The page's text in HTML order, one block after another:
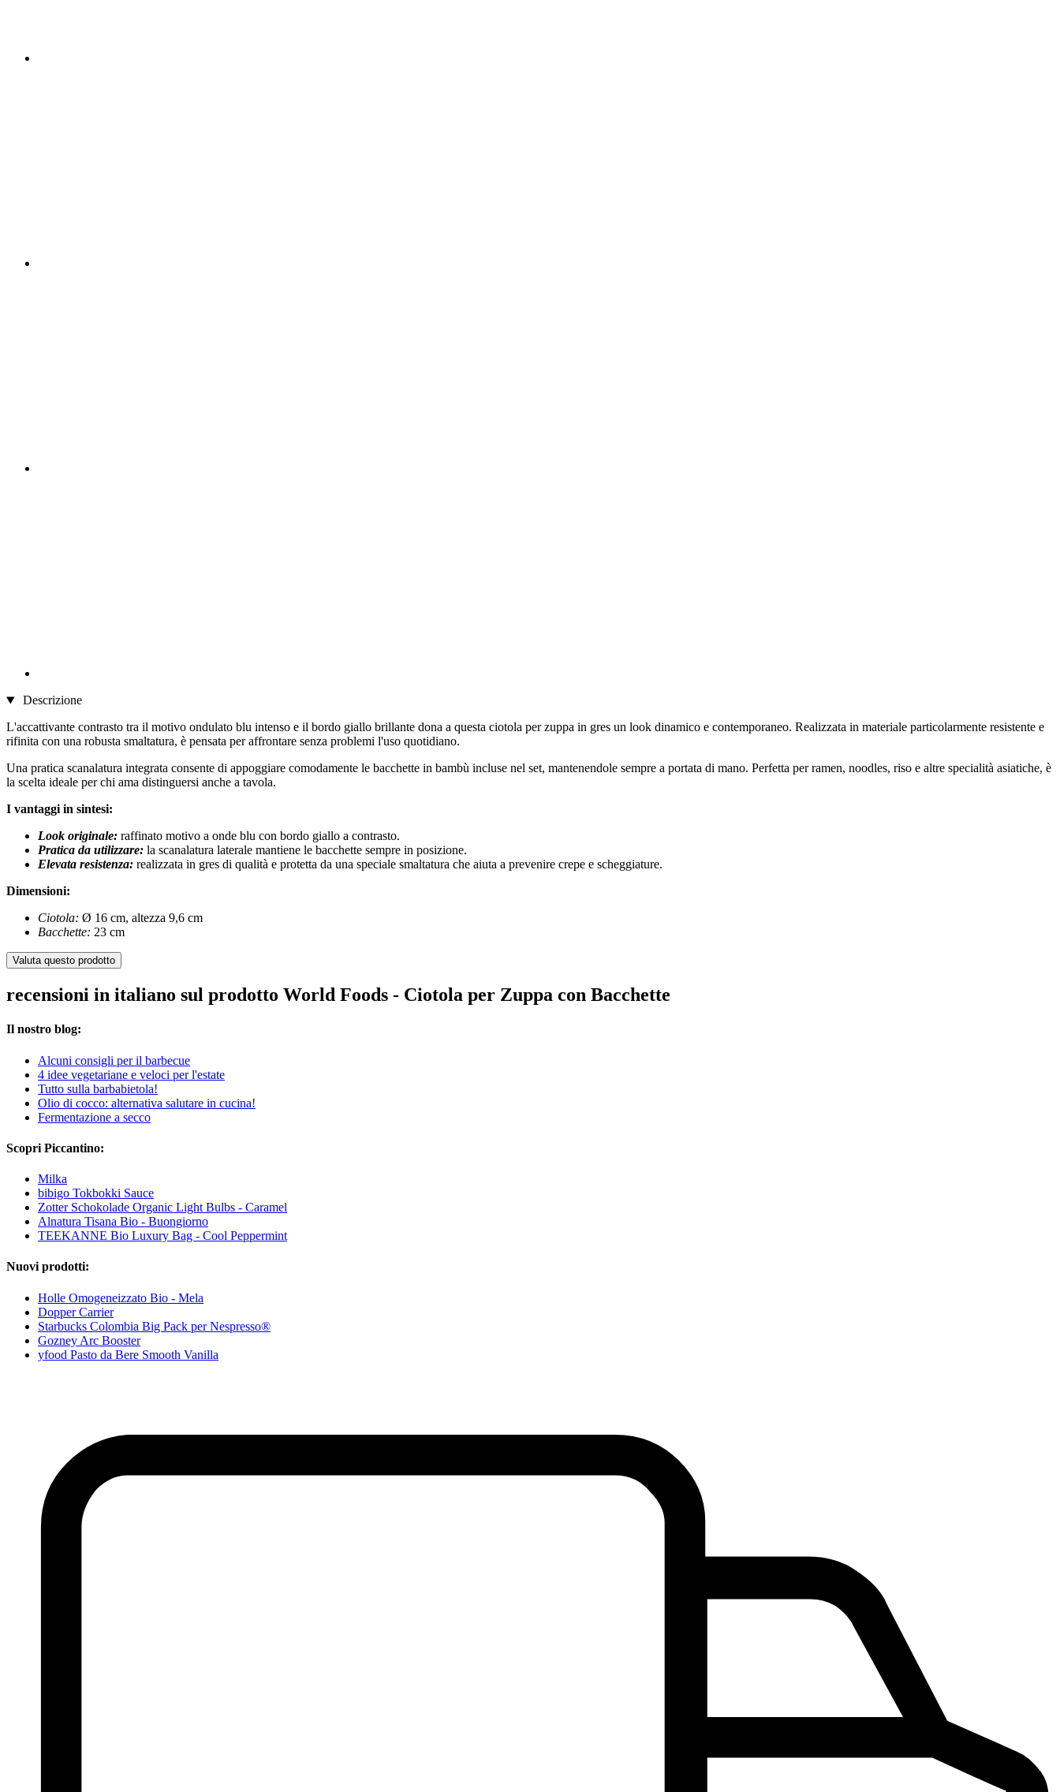
Descrizione
L'accattivante contrasto tra il motivo ondulato blu intenso e il bordo giallo brillante dona a questa ciotola per zuppa in gres un look dinamico e contemporaneo. Realizzata in materiale particolarmente resistente e
rifinita con una robusta smaltatura, è pensata per affrontare senza problemi l'uso quotidiano.
Una pratica scanalatura integrata consente di appoggiare comodamente le bacchette in bambù incluse nel set, mantenendole sempre a portata di mano. Perfetta per ramen, noodles, riso e altre specialità asiatiche, è
la scelta ideale per chi ama distinguersi anche a tavola.
I vantaggi in sintesi:
Look originale: raffinato motivo a onde blu con bordo giallo a contrasto.
Pratica da utilizzare: la scanalatura laterale mantiene le bacchette sempre in posizione.
Elevata resistenza: realizzata in gres di qualità e protetta da una speciale smaltatura che aiuta a prevenire crepe e scheggiature.
Dimensioni:
Ciotola: Ø 16 cm, altezza 9,6 cm
Bacchette: 23 cm
Valuta questo prodotto
recensioni in italiano sul prodotto World Foods - Ciotola per Zuppa con Bacchette
Il nostro blog:
Alcuni consigli per il barbecue
4 idee vegetariane e veloci per l'estate
Tutto sulla barbabietola!
Olio di cocco: alternativa salutare in cucina!
Fermentazione a secco
Scopri Piccantino:
Milka
bibigo Tokbokki Sauce
Zotter Schokolade Organic Light Bulbs - Caramel
Alnatura Tisana Bio - Buongiorno
TEEKANNE Bio Luxury Bag - Cool Peppermint
Nuovi prodotti:
Holle Omogeneizzato Bio - Mela
Dopper Carrier
Starbucks Colombia Big Pack per Nespresso®
Gozney Arc Booster
yfood Pasto da Bere Smooth Vanilla